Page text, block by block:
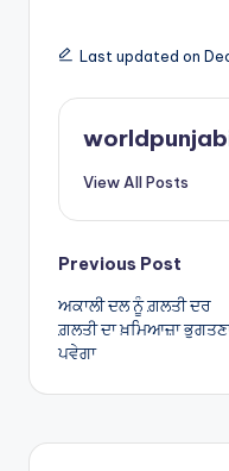
a
ts
A
p
ar
e
Last updated on
View All Posts
Post
Previous Post
ਅਕਾਲੀ ਦਲ ਨੂੰ ਗ਼ਲਤੀ ਦਰ
ਗ਼ਲਤੀ ਦਾ ਖ਼ਮਿਆਜ਼ਾ
ਪਵੇਗਾ